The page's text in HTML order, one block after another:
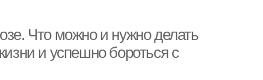
Что можно и нужно делать
и успешно бороться с